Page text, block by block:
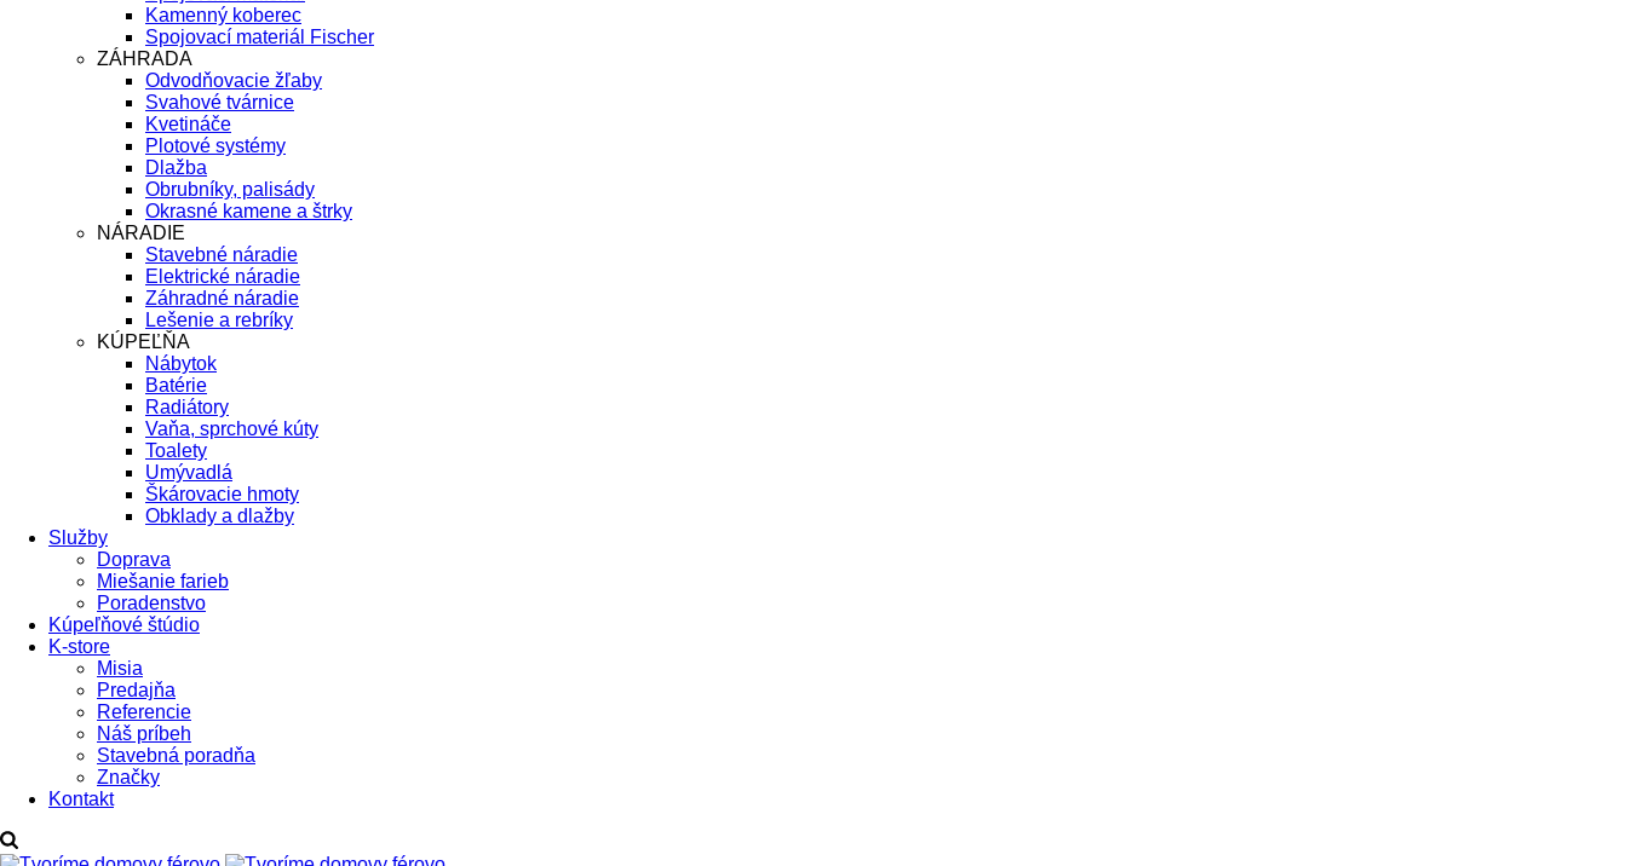
Kamenný koberec
Spojovací materiál Fischer
ZÁHRADA
Odvodňovacie žľaby
Svahové tvárnice
Kvetináče
Plotové systémy
Dlažba
Obrubníky, palisády
Okrasné kamene a štrky
NÁRADIE
Stavebné náradie
Elektrické náradie
Záhradné náradie
Lešenie a rebríky
KÚPEĽŇA
Nábytok
Batérie
Radiátory
Vaňa, sprchové kúty
Toalety
Umývadlá
Škárovacie hmoty
Obklady a dlažby
Služby
Doprava
Miešanie farieb
Poradenstvo
Kúpeľňové štúdio
K-store
Misia
Predajňa
Referencie
Náš príbeh
Stavebná poradňa
Značky
Kontakt